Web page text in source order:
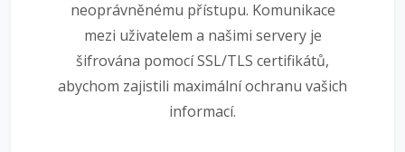
neoprávněnému přístupu. Komunikace
mezi uživatelem a našimi servery je
šifrována pomocí SSL/TLS certifikátů,
abychom zajistili maximální ochranu vašich
informací.